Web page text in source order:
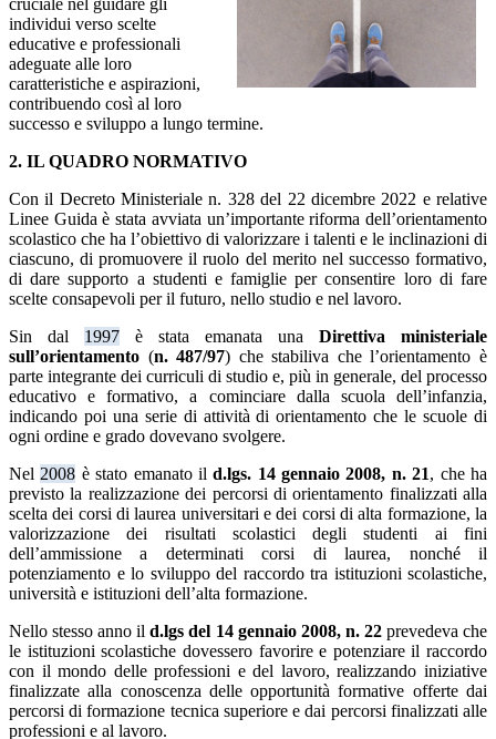
cruciale ne l guidare gli
individui verso scelte
educative e professionali
adeguate alle loro
caratteristiche e aspirazioni,
contribuendo così al loro
successo e sviluppo a lungo termine.
2. IL QUADRO NORMATIVO
Con il Decreto Ministeriale n. 328 del 22 dicembre 2022 e relative
Linee Guida è stata avviata un’importante riforma dell’orientamento
scolastico che ha l’obiettivo di valorizzare i talenti e le inclinazioni di
ciascuno, di promuovere il ruolo del merito nel successo formativo,
di dare supporto a studenti e famiglie per consentire loro di fare
scelte consapevoli per il futuro, nello studio e nel lavoro.
Sin dal 1997 è stata emanata una Direttiva ministeriale
sull’orientamento (n. 487/97) che stabiliva che l’orientamento è
parte integrante dei curriculi di studio e, più in generale, del processo
educativo e formativo, a cominciare dalla scuola dell’infanzia,
indicando poi una serie di attività di orientamento che le scuole di
ogni ordine e grado dovevano svolgere.
Nel 2008 è stato emanato ild.lgs. 14 gennaio 2008, n. 21, che ha
previsto la realizzazione dei percorsi di orientamento finalizzati alla
scelta dei corsi di laurea universitari e dei corsi di alta formazione, la
valorizzazione dei risultati scolastici degli studenti ai fini
dell’ammissione a determinati corsi di laurea, nonché il
potenziamento e lo sviluppo del raccordo tra istituzioni scolastiche,
università e istituzioni dell’alta formazione.
Nello stesso anno ild.lgs del 14 gennaio 2008, n. 22prevedeva che
le istituzioni scolastiche dovessero favorire e potenziare il raccordo
con il mondo delle professioni e del lavoro, realizzando iniziative
finalizzate alla conoscenza delle opportunità formative offerte dai
percorsi di formazione tecnica superiore e dai percorsi finalizzati alle
professioni e al lavoro.